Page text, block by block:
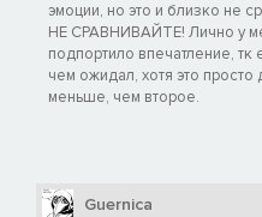
эмоции, но это и близко не
НЕ СРАВНИВАЙТЕ! Лично у
подпортило впечатление,
чем ожидал, хотя это
меньше, чем второе.
Guernica